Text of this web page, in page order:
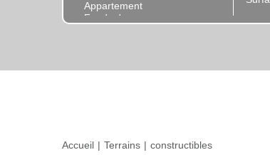
Accueil Terrains constructibles